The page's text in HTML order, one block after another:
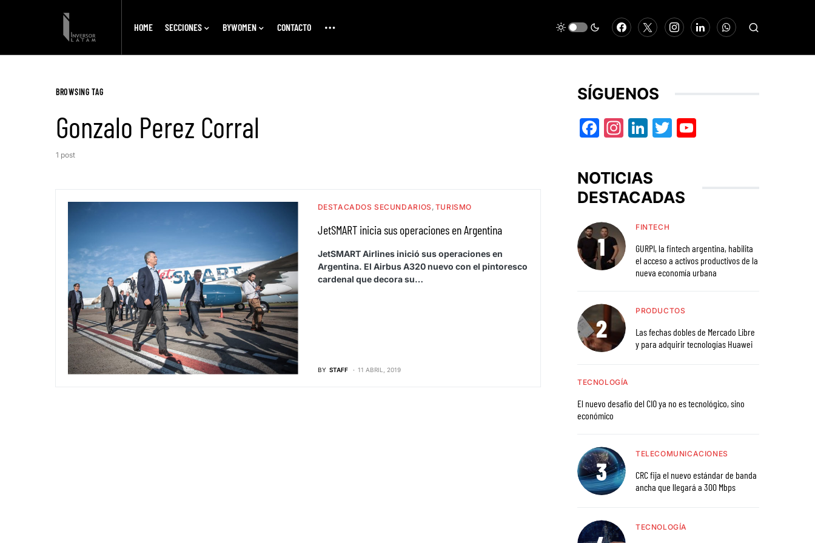
HOME SECCIONES BYWOMEN CONTACTO
BROWSING TAG
Gonzalo Perez Corral
1 post
DESTACADOS SECUNDARIOS TURISMO
JetSMART inicia sus operaciones en Argentina
JetSMART Airlines inició sus operaciones en
Argentina. El Airbus A320 nuevo con el pintoresco
cardenal que decora su…
BY STAFF 11 ABRIL, 2019
SÍGUENOS
Facebook
Instagram
LinkedIn
Twitter
NOTICIAS
DESTACADAS
FINTECH
GURPI, la fintech argentina, habilita
el acceso a activos productivos de la
nueva economía urbana
PRODUCTOS
Las fechas dobles de Mercado Libre
y para adquirir tecnologías Huawei
TECNOLOGÍA
El nuevo desafío del CIO ya no es tecnológico, sino
económico
TELECOMUNICACIONES
CRC fija el nuevo estándar de banda
ancha que llegará a 300 Mbps
TECNOLOGÍA